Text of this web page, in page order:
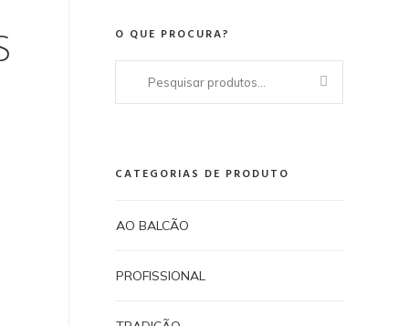
O QUE PROCURA?
CATEGORIAS DE PRODUTO
AO BALCÃO
PROFISSIONAL